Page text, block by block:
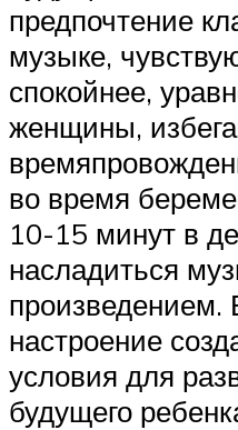
предпочтение
музыке,
спокойнее,
женщины,
во время
10-15 минут в
насладиться
настроение
условия для
будущего